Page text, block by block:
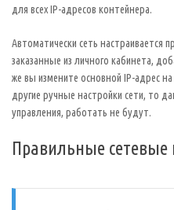
для всех IP-адресов контейнера.
Автоматически сеть настраивается
заказанные из личного кабинета,
же вы измените основной IP-адрес
другие ручные настройки сети, то
управления, работать не будут.
Правильные сетевые